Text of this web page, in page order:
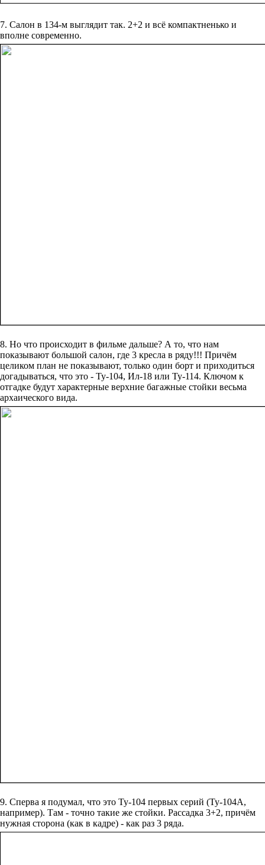
7. Салон в 134-м выглядит так. 2+2 и всё компактненько и
вполне современно.
8. Но что происходит в фильме дальше? А то, что нам
показывают большой салон, где 3 кресла в ряду!!! Причём
целиком план не показывают, только один борт и приходиться
догадываться, что это - Ту-104, Ил-18 или Ту-114. Ключом к
отгадке будут характерные верхние багажные стойки весьма
архаического вида.
9. Сперва я подумал, что это Ту-104 первых серий (Ту-104А,
например). Там - точно такие же стойки. Рассадка 3+2, причём
нужная сторона (как в кадре) - как раз 3 ряда.